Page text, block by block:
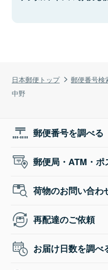
日本郵便トップ 郵便番号検
中野
郵便番号を調べる
郵便局・ATM・
荷物のお問い合わ
再配達のご依頼
お届け日数を調べ